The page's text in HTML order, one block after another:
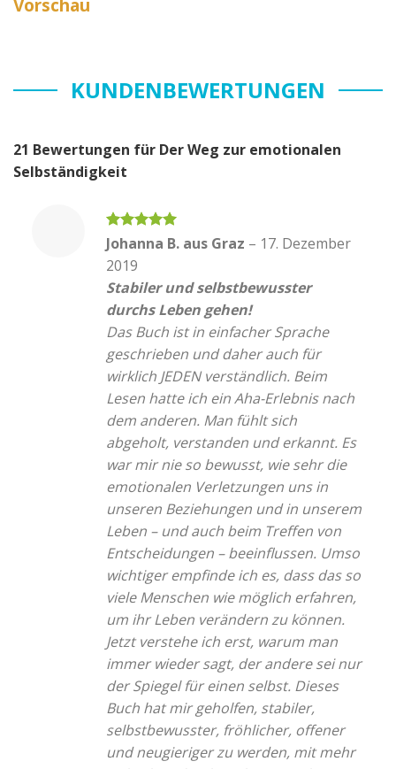
Vorschau
KUNDENBEWERTUNGEN
21 Bewertungen für Der Weg zur emotionalen
Selbständigkeit
Bewertet
mit
5
Johanna B. aus Graz – 17. Dezember
2019
Stabiler und selbstbewusster
durchs Leben gehen!
Das Buch ist in einfacher Sprache
geschrieben und daher auch für
wirklich JEDEN verständlich. Beim
Lesen hatte ich ein Aha-Erlebnis nach
dem anderen. Man fühlt sich
abgeholt, verstanden und erkannt. Es
war mir nie so bewusst, wie sehr die
emotionalen Verletzungen uns in
unseren Beziehungen und in unserem
Leben – und auch beim Treffen von
Entscheidungen – beeinflussen. Umso
wichtiger empfinde ich es, dass das so
viele Menschen wie möglich erfahren,
um ihr Leben verändern zu können.
Jetzt verstehe ich erst, warum man
immer wieder sagt, der andere sei nur
der Spiegel für einen selbst. Dieses
Buch hat mir geholfen, stabiler,
selbstbewusster, fröhlicher, offener
und neugieriger zu werden, mit mehr